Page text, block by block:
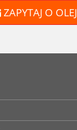
ZAPYTAJ O OLEJ